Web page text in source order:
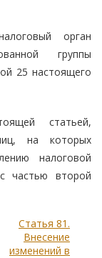
орган
группы
25 настоящего
статьей,
на которых
налоговой
частью второй
Статья 81.
Внесение
изменений в